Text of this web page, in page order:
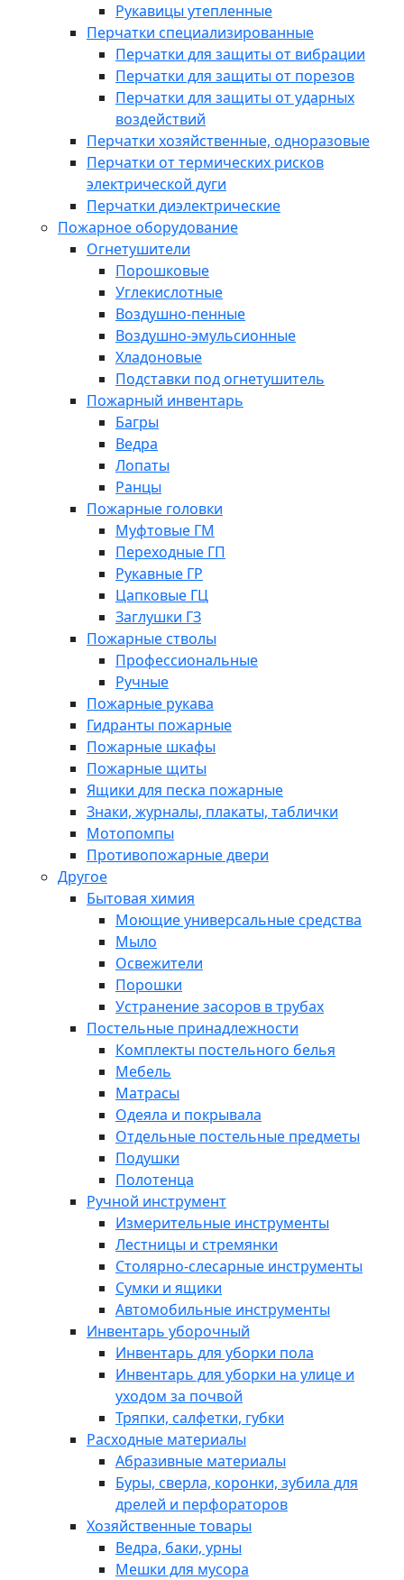
Рукавицы утепленные
Перчатки специализированные
Перчатки для защиты от вибрации
Перчатки для защиты от порезов
Перчатки для защиты от ударных
воздействий
Перчатки хозяйственные, одноразовые
Перчатки от термических рисков
электрической дуги
Перчатки диэлектрические
Пожарное оборудование
Огнетушители
Порошковые
Углекислотные
Воздушно-пенные
Воздушно-эмульсионные
Хладоновые
Подставки под огнетушитель
Пожарный инвентарь
Багры
Ведра
Лопаты
Ранцы
Пожарные головки
Муфтовые ГМ
Переходные ГП
Рукавные ГР
Цапковые ГЦ
Заглушки ГЗ
Пожарные стволы
Профессиональные
Ручные
Пожарные рукава
Гидранты пожарные
Пожарные шкафы
Пожарные щиты
Ящики для песка пожарные
Знаки, журналы, плакаты, таблички
Мотопомпы
Противопожарные двери
Другое
Бытовая химия
Моющие универсальные средства
Мыло
Освежители
Порошки
Устранение засоров в трубах
Постельные принадлежности
Комплекты постельного белья
Мебель
Матрасы
Одеяла и покрывала
Отдельные постельные предметы
Подушки
Полотенца
Ручной инструмент
Измерительные инструменты
Лестницы и стремянки
Столярно-слесарные инструменты
Сумки и ящики
Автомобильные инструменты
Инвентарь уборочный
Инвентарь для уборки пола
Инвентарь для уборки на улице и
уходом за почвой
Тряпки, салфетки, губки
Расходные материалы
Абразивные материалы
Буры, сверла, коронки, зубила для
дрелей и перфораторов
Хозяйственные товары
Ведра, баки, урны
Мешки для мусора